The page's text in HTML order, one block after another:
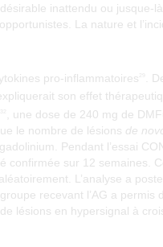
inattendu ou jusque-
La nature et
pro-inflammatoires
.
son effet
, une dose de 240 mg de
le nombre de lésions de
Pendant l’essai
confirmée sur 12 semaines.
L’analyse a
recevant l’AG a permis
lésions en hypersignal à